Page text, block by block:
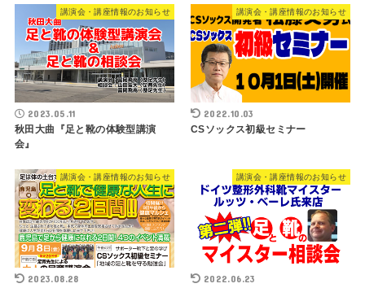
講演会・講座情報のお知らせ
2023.05.11
秋田大曲『足と靴の体験型講演
会』
講演会・講座情報のお知らせ
2022.10.03
CSソックス初級セミナー
講演会・講座情報のお知らせ
2023.08.28
講演会・講座情報のお知らせ
2022.06.23